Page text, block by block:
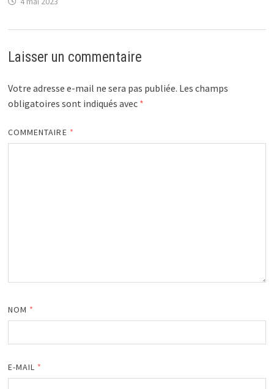
Laisser un commentaire
Votre adresse e-mail ne sera pas publiée. Les champs
obligatoires sont indiqués avec *
COMMENTAIRE *
NOM *
E-MAIL *